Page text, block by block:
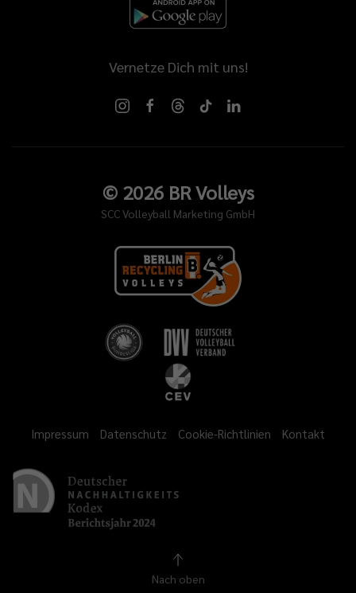
Vernetze Dich mit uns!
© 2026BR Volleys
SCC Volleyball Marketing GmbH
Impressum Datenschutz Cookie-Richtlinien Kontakt
Nach oben